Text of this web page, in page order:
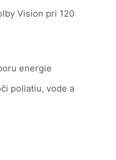
Vision pri 120
energie
poliatiu, vode a